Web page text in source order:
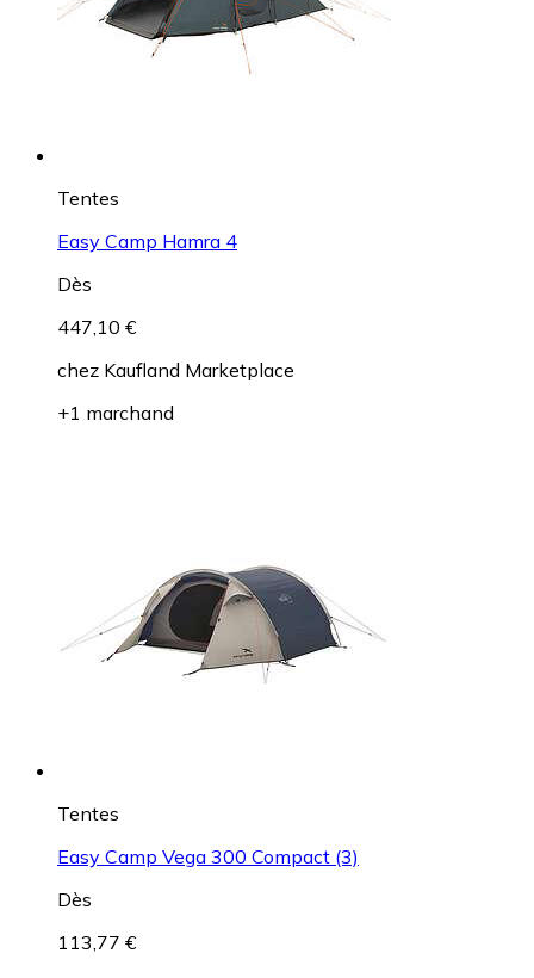
Tentes
Easy Camp Hamra 4
Dès
447,10 €
chez Kaufland Marketplace
+1 marchand
Tentes
Easy Camp Vega 300 Compact (3)
Dès
113,77 €